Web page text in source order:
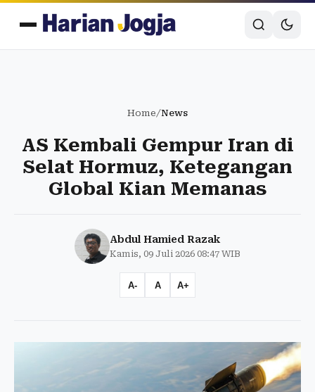
Home/News
AS Kembali Gempur Iran di
Selat Hormuz, Ketegangan
Global Kian Memanas
Abdul Hamied Razak
Kamis, 09 Juli 2026 08:47 WIB
A- A A+